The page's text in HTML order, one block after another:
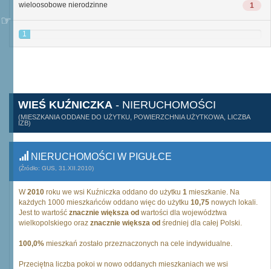
1
wieloosobowe nierodzinne
1
WIEŚ KUŹNICZKA - NIERUCHOMOŚCI
(MIESZKANIA ODDANE DO UŻYTKU, POWIERZCHNIA UŻYTKOWA, LICZBA
IZB)
NIERUCHOMOŚCI W PIGUŁCE
(Źródło: GUS, 31.XII.2010)
W2010 roku we wsi Kuźniczka oddano do użytku 1 mieszkanie. Na
każdych 1000 mieszkańców oddano więc do użytku 10,75 nowych lokali.
Jest to wartość znacznie większa od wartości dla województwa
wielkopolskiego oraz znacznie większa od średniej dla całej Polski.
100,0% mieszkań zostało przeznaczonych na cele indywidualne.
Przeciętna liczba pokoi w nowo oddanych mieszkaniach we wsi